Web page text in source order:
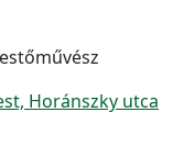
Horánszky utca